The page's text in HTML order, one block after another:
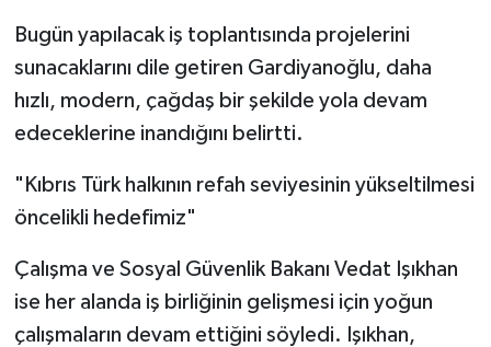
Bugün yapılacak iş toplantısında projelerini
sunacaklarını dile getiren Gardiyanoğlu, daha
hızlı, modern, çağdaş bir şekilde yola devam
edeceklerine inandığını belirtti.
"Kıbrıs Türk halkının refah seviyesinin yükseltilmesi
öncelikli hedefimiz"
Çalışma ve Sosyal Güvenlik Bakanı Vedat Işıkhan
ise her alanda iş birliğinin gelişmesi için yoğun
çalışmaların devam ettiğini söyledi. Işıkhan,